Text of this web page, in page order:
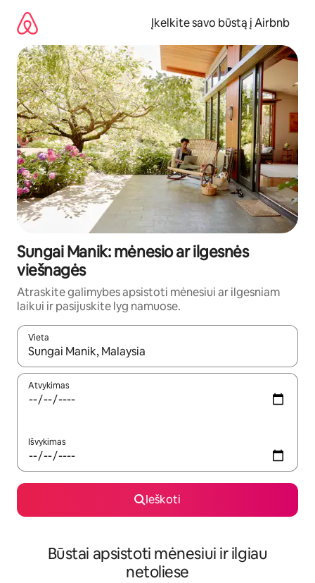
turinio
Įkelkite savo būstą į Airbnb
Sungai Manik: mėnesio ar ilgesnės
viešnagės
Atraskite galimybes apsistoti mėnesiui ar ilgesniam
laikui ir pasijuskite lyg namuose.
Vieta
Kai pasirodys paieškos rezultatai, juos naršyti galite
Atvykimas
Išvykimas
Ieškoti
Būstai apsistoti mėnesiui ir ilgiau
netoliese